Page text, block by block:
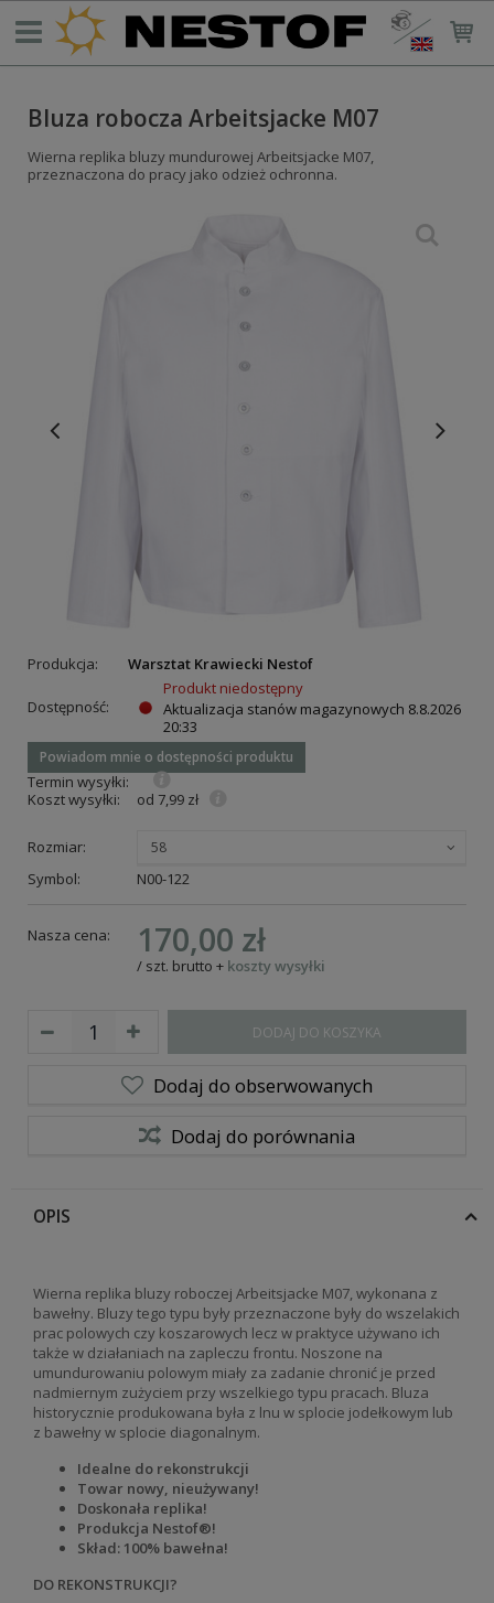
Bluza robocza Arbeitsjacke M07
Wierna replika bluzy mundurowej Arbeitsjacke M07,
przeznaczona do pracy jako odzież ochronna.
Produkcja: Warsztat Krawiecki Nestof
Dostępność:
Produkt niedostępny
Aktualizacja stanów magazynowych 8.8.2026
20:33
Powiadom mnie o dostępności produktu
Termin wysyłki:
Koszt wysyłki:
od 7,99 zł
Rozmiar: 58
Symbol: N00-122
Nasza cena: 170,00 zł
/ szt. brutto + koszty wysyłki
DODAJ DO KOSZYKA
Dodaj do obserwowanych
Dodaj do porównania
OPIS
Wierna replika bluzy roboczej Arbeitsjacke M07, wykonana z
bawełny. Bluzy tego typu były przeznaczone były do wszelakich
prac polowych czy koszarowych lecz w praktyce używano ich
także w działaniach na zapleczu frontu. Noszone na
umundurowaniu polowym miały za zadanie chronić je przed
nadmiernym zużyciem przy wszelkiego typu pracach. Bluza
historycznie produkowana była z lnu w splocie jodełkowym lub
z bawełny w splocie diagonalnym.
Idealne do rekonstrukcji
Towar nowy, nieużywany!
Doskonała replika!
Produkcja Nestof®!
Skład: 100% bawełna!
DO REKONSTRUKCJI?